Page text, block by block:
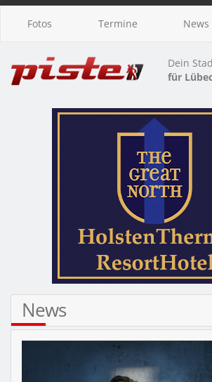
Fotos Termine News
Dein
für
News